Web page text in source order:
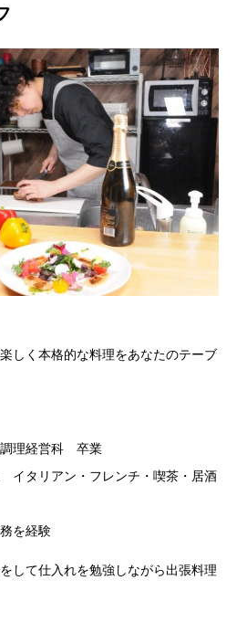
しく本格的な料理をあなたのテーブ
理経営科 卒業
イタリアン・フレンチ・喫茶・居酒
を経験
して仕入れを勉強しながら出張料理